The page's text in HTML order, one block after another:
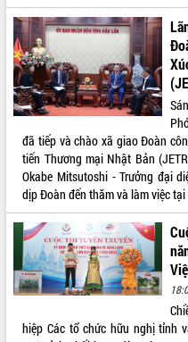
Kết nối tour, đẩy mạnh chuyển đổi số
để phát triển du lịch Đắk Lắk
Khởi động Dự án Đầu tư xây dựng hạ
tầng kỹ thuật Cụm công nghiệp Tân
Tiến
Gặp mặt các cơ quan báo chí nhân Kỷ
mạng Việt Nam
Đắk Lắk sơ kết 4 năm triển khai thực
hiện Đề án 06 của Chính phủ
Họp báo thông tin về Hội nghị Công bố
Quy hoạch và Xúc tiến đầu tư tỉnh Đắk
Lắk
Khơi thông điểm nghẽn, đẩy nhanh
giải ngân vốn khắc phục thiên tai
HĐND tỉnh thông qua điều chỉnh Quy
hoạch tỉnh thời kỳ 2021-2030
đã tiếp và chào xã giao Đoàn
tiến Thương mại Nhật Bản
Okabe Mitsutoshi - Trưởng đại
dịp Đoàn đến thăm và làm việc
hiệp Các tổ chức hữu nghị tỉnh